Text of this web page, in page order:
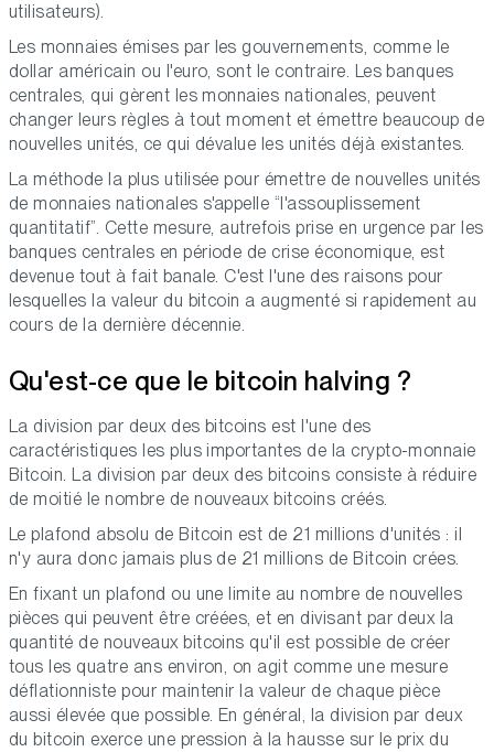
utilisateurs).
Les monnaies émises par les gouvernements, comme le
dollar américain ou l'euro, sont le contraire. Les banques
centrales, qui gèrent les monnaies nationales, peuvent
changer leurs règles à tout moment et émettre beaucoup de
nouvelles unités, ce qui dévalue les unités déjà existantes.
La méthode la plus utilisée pour émettre de nouvelles unités
de monnaies nationales s'appelle “l'assouplissement
quantitatif”. Cette mesure, autrefois prise en urgence par les
banques centrales en période de crise économique, est
devenue tout à fait banale. C'est l'une des raisons pour
lesquelles la valeur du bitcoin a augmenté si rapidement au
cours de la dernière décennie.
Qu'est-ce que le bitcoin halving ?
La division par deux des bitcoins est l'une des
caractéristiques les plus importantes de la crypto-monnaie
Bitcoin. La division par deux des bitcoins consiste à réduire
de moitié le nombre de nouveaux bitcoins créés.
Le plafond absolu de Bitcoin est de 21 millions d'unités : il
n'y aura donc jamais plus de 21 millions de Bitcoin crées.
En fixant un plafond ou une limite au nombre de nouvelles
pièces qui peuvent être créées, et en divisant par deux la
quantité de nouveaux bitcoins qu'il est possible de créer
tous les quatre ans environ, on agit comme une mesure
déflationniste pour maintenir la valeur de chaque pièce
aussi élevée que possible. En général, la division par deux
du bitcoin exerce une pression à la hausse sur le prix du